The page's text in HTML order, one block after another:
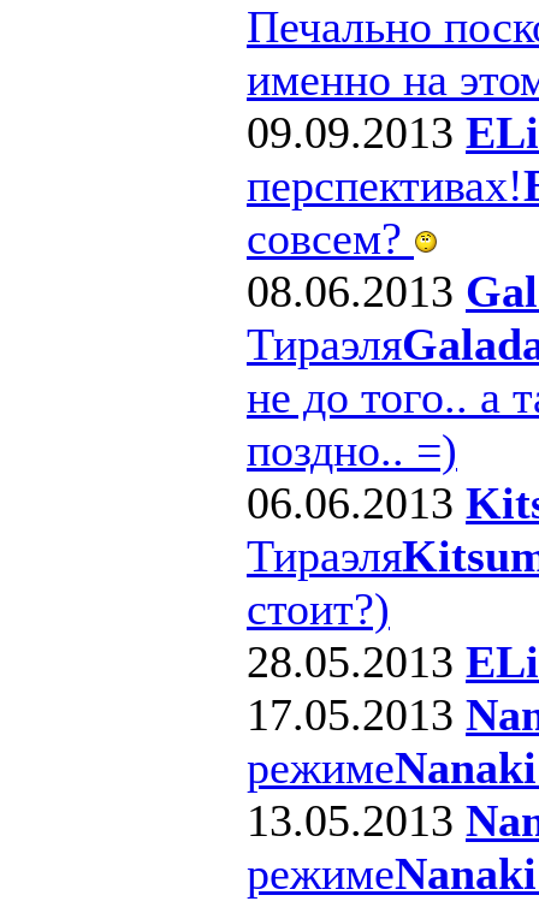
Печально
именно на
09.09.2013 ELi
перспективах!
совсем?
08.06.2013
Тираэля
не до того.. а
поздно.. =)
06.06.2013
Тираэля
стоит?)
28.05.2013 ELi
17.05.2013
режиме
13.05.2013
режиме